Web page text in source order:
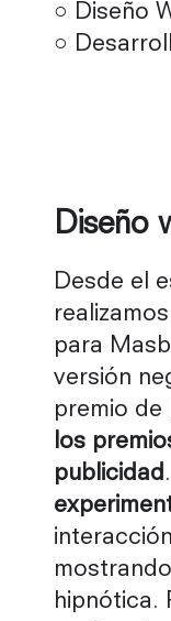
○ Diseño
○
Diseño
Desde el
para
versión
premio de
los
publicidad
hipnótica.